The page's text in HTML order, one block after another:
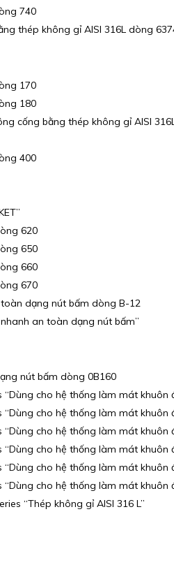
740
thép không gỉ AISI 316L dòng
170
180
cống bằng thép không gỉ AISI
400
620
650
660
670
dạng nút bấm dòng B-12
an toàn dạng nút bấm”
nút bấm dòng 0B160
“Dùng cho hệ thống làm mát khuôn
“Dùng cho hệ thống làm mát khuôn
“Dùng cho hệ thống làm mát khuôn
“Dùng cho hệ thống làm mát khuôn
“Dùng cho hệ thống làm mát khuôn
“Dùng cho hệ thống làm mát khuôn
“Thép không gỉ AISI 316 L”